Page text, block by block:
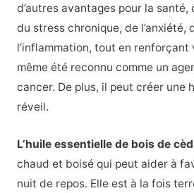
d’autres avantages pour la
du stress chronique, de l’anxiété,
l’inflammation, tout en renforçant
même été reconnu comme un
cancer. De plus, il peut créer une
réveil.
L’huile essentielle de bois de
chaud et boisé qui peut aider à
nuit de repos. Elle est à la fois